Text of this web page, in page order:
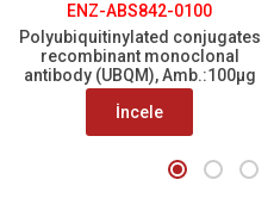
ENZ-ABS842-0100
Polyubiquitinylated conjugates
recombinant monoclonal
antibody (UBQM), Amb.:100µg
İncele